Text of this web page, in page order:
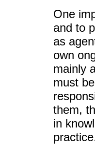
One
and to
as
own
mainly
must
them,
in